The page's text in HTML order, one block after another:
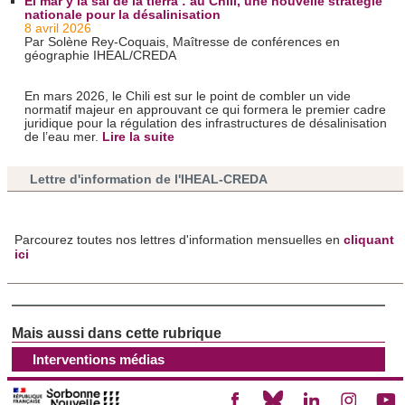
consentement à tout moment à partir de la déclaration sur
les cookies.
et les annonces, d'offrir des fonctionnalités relatives aux
médias sociaux et d'analyser notre trafic. Nous
partageons également des informations sur l'utilisation de
publicité et d'analyse, qui peuvent combiner celles-ci avec
Interventions médias
nationale pour la désalinisation
8 avril 2026
Par Solène Rey-Coquais, Maîtresse de conférences en
géographie IHEAL/CREDA
En mars 2026, le Chili est sur le point de combler un vide
normatif majeur en approuvant ce qui formera le premier cadre
juridique pour la régulation des infrastructures de désalinisation
de l’eau mer. Lire la suite
Lettre d'information de l'IHEAL-CREDA
Parcourez toutes nos lettres d'information mensuelles en cliquant
ici